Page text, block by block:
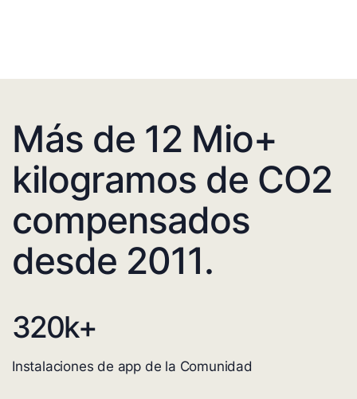
Más de 12 Mio+
kilogramos de CO2
compensados
desde 2011.
320k+
Instalaciones de app de la Comunidad